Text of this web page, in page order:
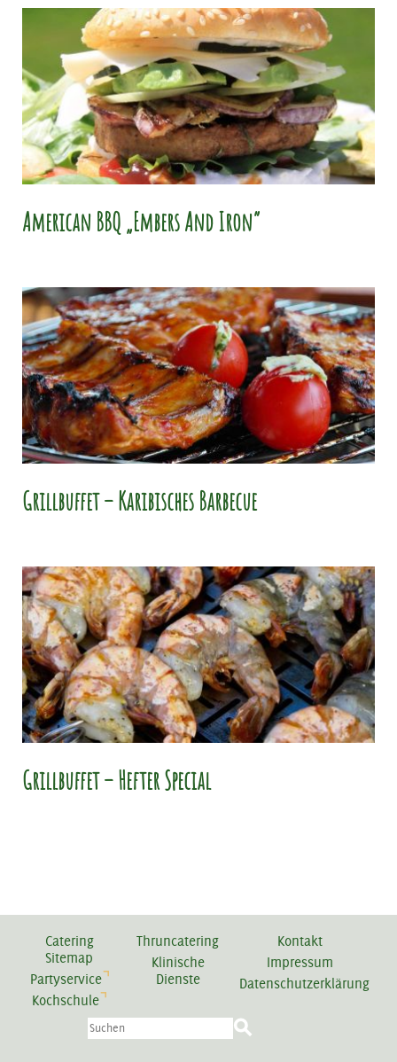
American BBQ „Embers And Iron“
Grillbuffet – Karibisches Barbecue
Grillbuffet – Hefter Special
Catering
Sitemap
Partyservice
Kochschule
Thruncatering
Klinische
Dienste
Kontakt
Impressum
Datenschutzerklärung